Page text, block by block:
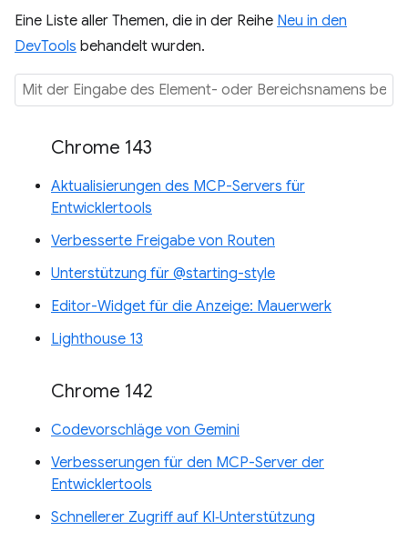
Eine Liste aller Themen, die in der Reihe Neu in den
DevTools behandelt wurden.
Chrome 143
Aktualisierungen des MCP-Servers für
Entwicklertools
Verbesserte Freigabe von Routen
Unterstützung für @starting-style
Editor-Widget für die Anzeige: Mauerwerk
Lighthouse 13
Chrome 142
Codevorschläge von Gemini
Verbesserungen für den MCP-Server der
Entwicklertools
Schnellerer Zugriff auf KI‑Unterstützung